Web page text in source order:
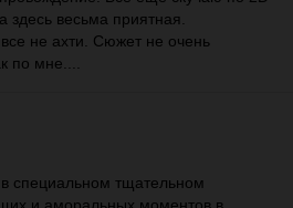
весьма приятная.
не ахти. Сюжет не очень
по мне....
специальном тщательном